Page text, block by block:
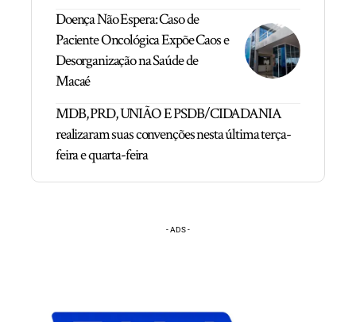
Doença Não Espera: Caso de
Paciente Oncológica Expõe Caos e
Desorganização na Saúde de
Macaé
MDB, PRD, UNIÃO E PSDB/CIDADANIA
realizaram suas convenções nesta última terça-
feira e quarta-feira
- ADS -